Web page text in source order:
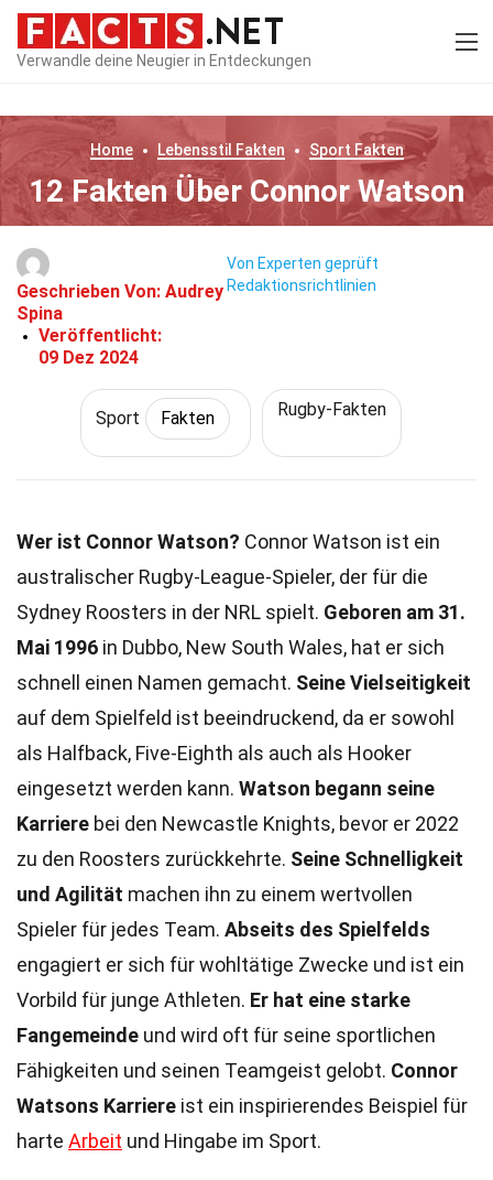
Verwandle deine Neugier in Entdeckungen
Home Lebensstil Fakten Sport Fakten
12 Fakten Über Connor Watson
Geschrieben Von: Audrey
Spina
Veröffentlicht:
09 Dez 2024
Von Experten geprüft
Redaktionsrichtlinien
Sport Fakten Rugby-Fakten
Wer ist Connor Watson? Connor Watson ist ein
australischer Rugby-League-Spieler, der für die
Sydney Roosters in der NRL spielt. Geboren am 31.
Mai 1996 in Dubbo, New South Wales, hat er sich
schnell einen Namen gemacht. Seine Vielseitigkeit
auf dem Spielfeld ist beeindruckend, da er sowohl
als Halfback, Five-Eighth als auch als Hooker
eingesetzt werden kann. Watson begann seine
Karriere bei den Newcastle Knights, bevor er 2022
zu den Roosters zurückkehrte. Seine Schnelligkeit
und Agilität machen ihn zu einem wertvollen
Spieler für jedes Team. Abseits des Spielfelds
engagiert er sich für wohltätige Zwecke und ist ein
Vorbild für junge Athleten. Er hat eine starke
Fangemeinde und wird oft für seine sportlichen
Fähigkeiten und seinen Teamgeist gelobt. Connor
Watsons Karriere ist ein inspirierendes Beispiel für
harte Arbeit und Hingabe im Sport.